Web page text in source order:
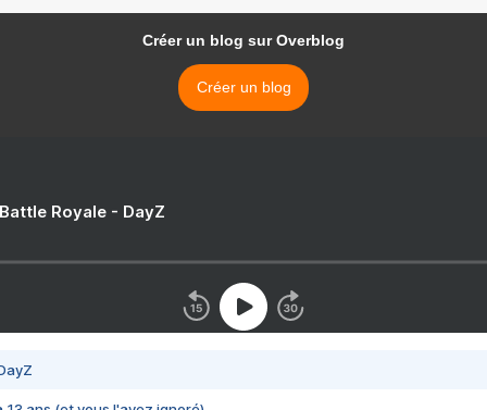
Créer un blog sur Overblog
Créer un blog
Royale - DayZ